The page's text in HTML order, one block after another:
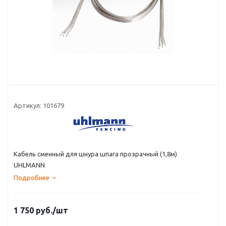
Артикул: 101679
Кабель сменный для шнура шпага прозрачный (1,8м)
UHLMANN
Подробнее
1 750 руб./шт